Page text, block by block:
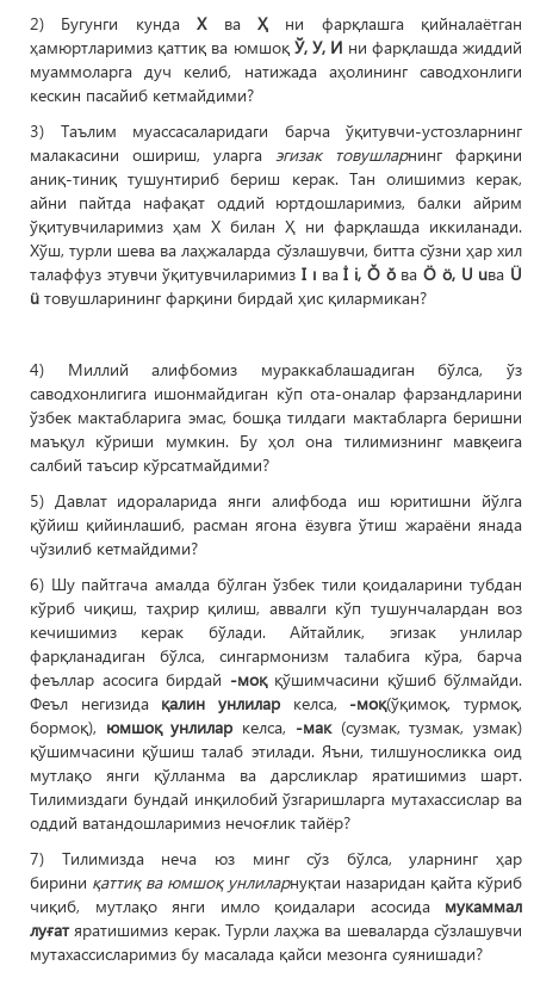
2) Бугунги кундаХва Ҳ ни фарқлашга қийналаётган
ҳамюртларимиз қаттиқ ва юмшоқ Ў, У, И ни фарқлашда жиддий
муаммоларга дуч келиб, натижада аҳолининг саводхонлиги
кескин пасайиб кетмайдими?
3) Таълим муассасаларидаги барча ўқитувчи-устозларнинг
малакасини ошириш, уларга эгизак товушларнинг фарқини
аниқ-тиниқ тушунтириб бериш керак. Тан олишимиз керак,
айни пайтда нафақат оддий юртдошларимиз, балки айрим
ўқитувчиларимиз ҳам Х билан Ҳ ни фарқлашда иккиланади.
Хўш, турли шева ва лаҳжаларда сўзлашувчи, битта сўзни ҳар хил
талаффуз этувчи ўқитувчиларимизI ı ваİ i, Ŏ ŏ ваÖ ö, U uва Ü
ü товушларининг фарқини бирдай ҳис қилармикан?
4) Миллий алифбомиз мураккаблашадиган бўлса, ўз
саводхонлигига ишонмайдиган кўп ота-оналар фарзандларини
ўзбек мактабларига эмас, бошқа тилдаги мактабларга беришни
маъқул кўриши мумкин. Бу ҳол она тилимизнинг мавқеига
салбий таъсир кўрсатмайдими?
5) Давлат идораларида янги алифбода иш юритишни йўлга
қўйиш қийинлашиб, расман ягона ёзувга ўтиш жараёни янада
чўзилиб кетмайдими?
6) Шу пайтгача амалда бўлган ўзбек тили қоидаларини тубдан
кўриб чиқиш, таҳрир қилиш, аввалги кўп тушунчалардан воз
кечишимиз керак бўлади. Айтайлик, эгизак унлилар
фарқланадиган бўлса, сингармонизм талабига кўра, барча
феъллар асосига бирдай -моққўшимчасини қўшиб бўлмайди.
Феъл негизида қалин унлилар келса, -моқ(ўқимоқ, турмоқ,
бормоқ), юмшоқ унлилар келса, -мак(сузмак, тузмак, узмак)
қўшимчасини қўшиш талаб этилади. Яъни, тилшуносликка оид
мутлақо янги қўлланма ва дарсликлар яратишимиз шарт.
Тилимиздаги бундай инқилобий ўзгаришларга мутахассислар ва
оддий ватандошларимиз нечоғлик тайёр?
7) Тилимизда неча юз минг сўз бўлса, уларнинг ҳар
бирини қаттиқ ва юмшоқ унлиларнуқтаи назаридан қайта кўриб
чиқиб, мутлақо янги имло қоидалари асосида мукаммал
луғат яратишимиз керак. Турли лаҳжа ва шеваларда сўзлашувчи
мутахассисларимиз бу масалада қайси мезонга суянишади?